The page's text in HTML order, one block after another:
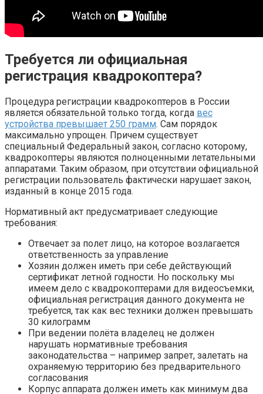
Требуется ли официальная
регистрация квадрокоптера?
Процедура регистрации квадрокоптеров в России
является обязательной только тогда, когда вес
устройства превышает 250 грамм. Сам порядок
максимально упрощен. Причем существует
специальный Федеральный закон, согласно которому,
квадрокоптеры являются полноценными летательными
аппаратами. Таким образом, при отсутствии официальной
регистрации пользователь фактически нарушает закон,
изданный в конце 2015 года.
Нормативный акт предусматривает следующие
требования:
Отвечает за полет лицо, на которое возлагается
ответственность за управление
Хозяин должен иметь при себе действующий
сертификат летной годности. Но поскольку мы
имеем дело с квадрокоптерами для видеосъемки,
официальная регистрация данного документа не
требуется, так как вес техники должен превышать
30 килограмм
При ведении полёта владелец не должен
нарушать нормативные требования
законодательства – например запрет, залетать на
охраняемую территорию без предварительного
согласования
Корпус аппарата должен иметь как минимум два